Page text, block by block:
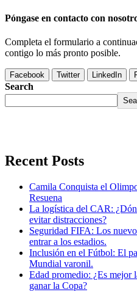
Póngase en contacto con
Completa el formulario a
contigo lo más pronto posible.
Facebook Twitter LinkedIn
Search
Recent Posts
Camila Conquista el
Resuena
La logística del CAR:
evitar distracciones?
Seguridad FIFA: Los
entrar a los estadios.
Inclusión en el Fútbol: El
Mundial varonil.
Edad promedio: ¿Es mejor
ganar la Copa?